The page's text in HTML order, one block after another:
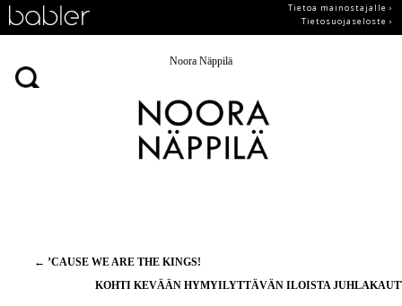
Tietoa mainostajalle ›
Tietosuojaseloste ›
Noora Näppilä
Artikkelien
← ’CAUSE WE ARE THE KINGS!
KOHTI KEVÄÄN HYMYILYTTÄVÄN ILOISTA